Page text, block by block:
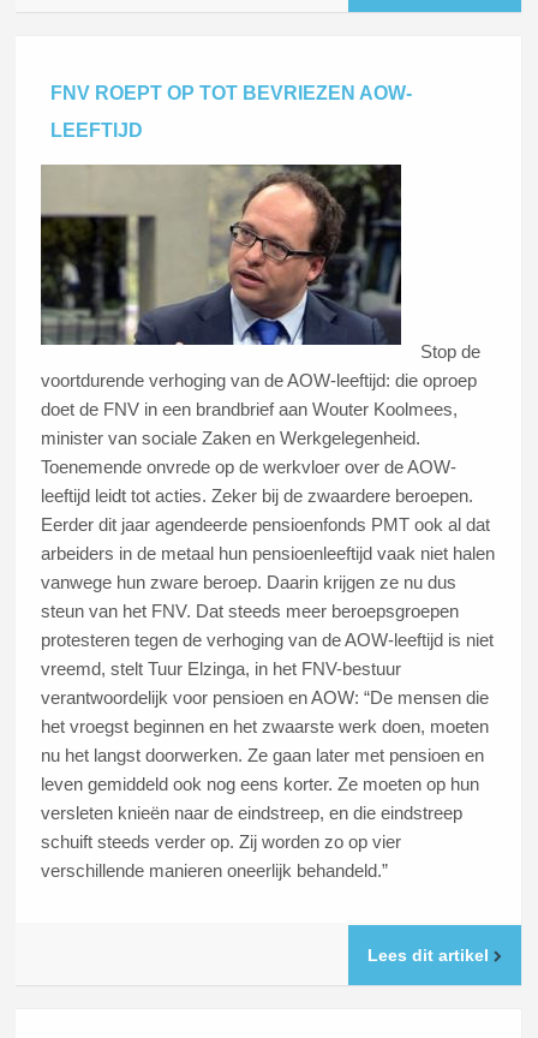
FNV ROEPT OP TOT BEVRIEZEN AOW-
LEEFTIJD
Stop de
voortdurende verhoging van de AOW-leeftijd: die oproep
doet de FNV in een brandbrief aan Wouter Koolmees,
minister van sociale Zaken en Werkgelegenheid.
Toenemende onvrede op de werkvloer over de AOW-
leeftijd leidt tot acties. Zeker bij de zwaardere beroepen.
Eerder dit jaar agendeerde pensioenfonds PMT ook al dat
arbeiders in de metaal hun pensioenleeftijd vaak niet halen
vanwege hun zware beroep. Daarin krijgen ze nu dus
steun van het FNV. Dat steeds meer beroepsgroepen
protesteren tegen de verhoging van de AOW-leeftijd is niet
vreemd, stelt Tuur Elzinga, in het FNV-bestuur
verantwoordelijk voor pensioen en AOW: “De mensen die
het vroegst beginnen en het zwaarste werk doen, moeten
nu het langst doorwerken. Ze gaan later met pensioen en
leven gemiddeld ook nog eens korter. Ze moeten op hun
versleten knieën naar de eindstreep, en die eindstreep
schuift steeds verder op. Zij worden zo op vier
verschillende manieren oneerlijk behandeld.”
Lees dit artikel